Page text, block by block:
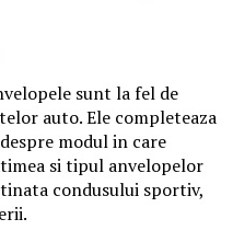
sunt la fel de
auto. Ele completeaza
modul in care
si tipul anvelopelor
condusului sportiv,